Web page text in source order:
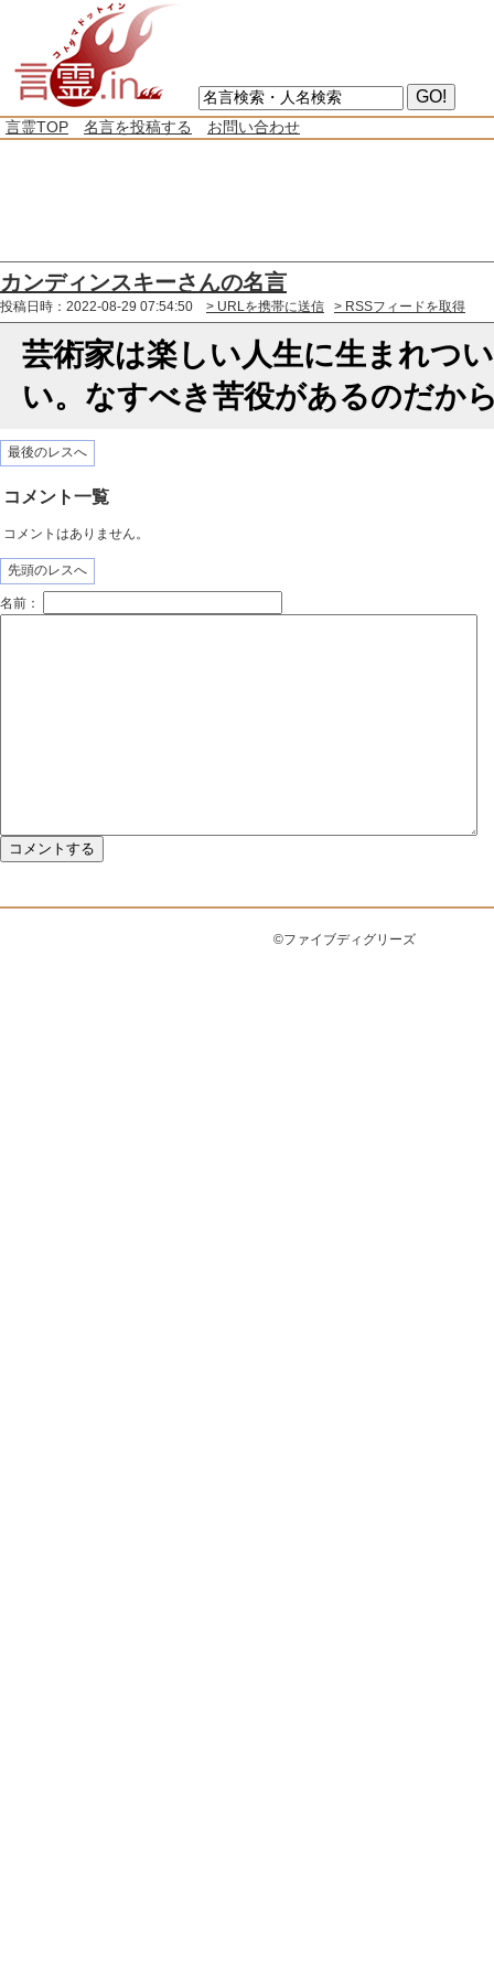
言霊TOP 名言を投稿する お問い合わせ
カンディンスキーさんの名言
投稿日時：2022-08-29 07:54:50 > URLを携帯に送信 > RSSフィードを取得
芸術家は楽しい人生に生まれつ
い。なすべき苦役があるのだか
最後のレスへ
コメント一覧
コメントはありません。
先頭のレスへ
名前：
©ファイブディグリーズ